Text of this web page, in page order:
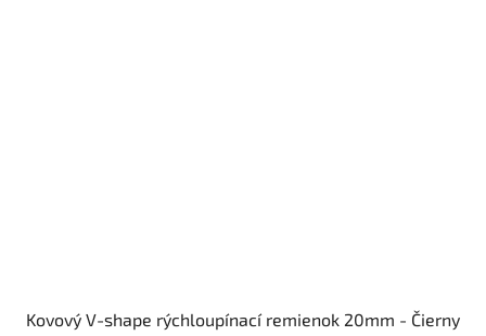
Kovový V-shape rýchloupínací remienok 20mm - Čierny